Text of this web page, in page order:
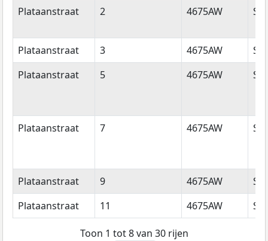
Plataanstraat 2 4675AW
Plataanstraat 3 4675AW
Plataanstraat
5 4675AW
Plataanstraat 7 4675AW
Plataanstraat 9 4675AW
Plataanstraat
11 4675AW
Toon 1 tot 8 van 30 rijen